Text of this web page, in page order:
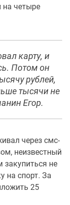
на четыре
карту, и
Потом он
рублей,
тысячи не
Егор.
через смс-
неизвестный
закупиться не
на спорт. За
25